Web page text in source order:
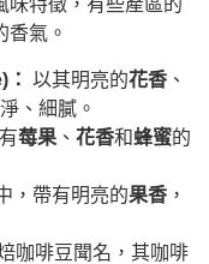
味特徵，有些產區的
香氣。
以其明亮的花香 、
、細膩。
莓果 、 花香和蜂蜜的
，帶有明亮的果香 ，
咖啡豆聞名，其咖啡